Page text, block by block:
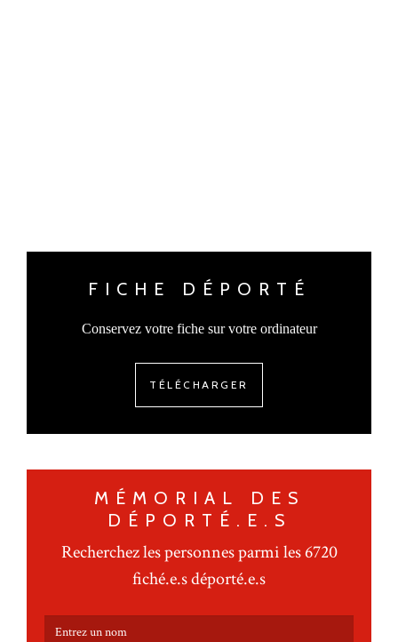
FICHE DÉPORTÉ
Conservez votre fiche sur votre ordinateur
TÉLÉCHARGER
MÉMORIAL DES
DÉPORTÉ.E.S
Recherchez les personnes parmi les 6720
fiché.e.s déporté.e.s